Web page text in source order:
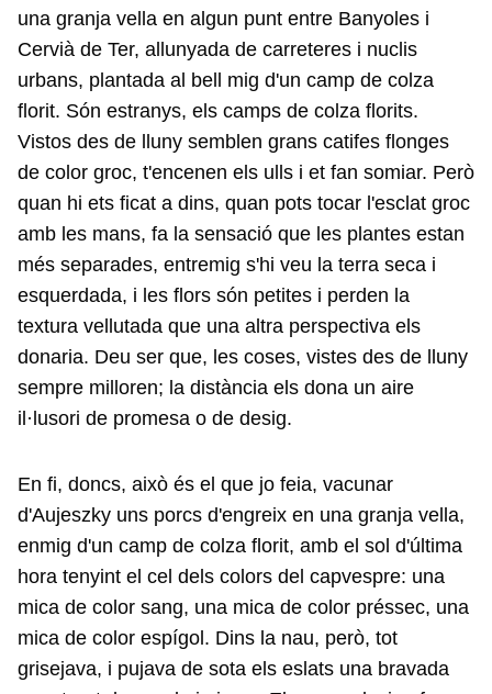
una granja vella en algun punt entre Banyoles i
Cervià de Ter, allunyada de carreteres i nuclis
urbans, plantada al bell mig d'un camp de colza
florit. Són estranys, els camps de colza florits.
Vistos des de lluny semblen grans catifes flonges
de color groc, t'encenen els ulls i et fan somiar. Però
quan hi ets ficat a dins, quan pots tocar l'esclat groc
amb les mans, fa la sensació que les plantes estan
més separades, entremig s'hi veu la terra seca i
esquerdada, i les flors són petites i perden la
textura vellutada que una altra perspectiva els
donaria. Deu ser que, les coses, vistes des de lluny
sempre milloren; la distància els dona un aire
il·lusori de promesa o de desig.
En fi, doncs, això és el que jo feia, vacunar
d'Aujeszky uns porcs d'engreix en una granja vella,
enmig d'un camp de colza florit, amb el sol d'última
hora tenyint el cel dels colors del capvespre: una
mica de color sang, una mica de color préssec, una
mica de color espígol. Dins la nau, però, tot
grisejava, i pujava de sota els eslats una bravada